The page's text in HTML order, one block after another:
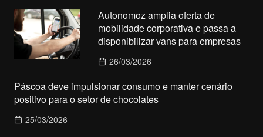
Autonomoz amplia oferta de
mobilidade corporativa e passa a
disponibilizar vans para empresas
26/03/2026
Páscoa deve impulsionar consumo e manter cenário
positivo para o setor de chocolates
25/03/2026